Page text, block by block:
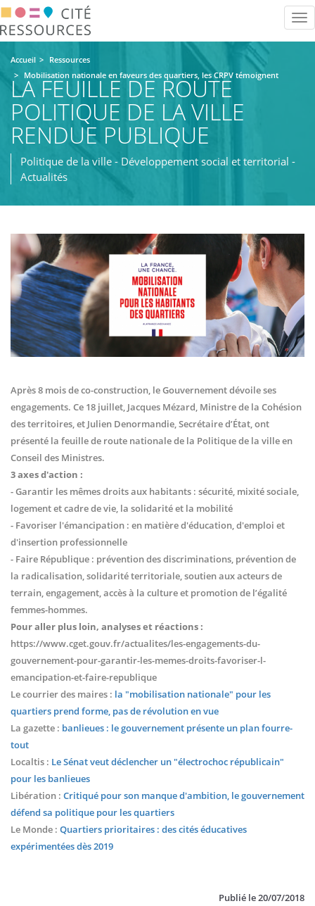
Aller
au
contenu
principal
Accueil
Ressources
Mobilisation nationale en faveurs des quartiers, les CRPV témoignent
LA FEUILLE DE ROUTE
POLITIQUE DE LA VILLE
RENDUE PUBLIQUE
Politique de la ville - Développement social et territorial -
Actualités
Après 8 mois de co-construction, le Gouvernement dévoile ses
engagements. Ce 18 juillet, Jacques Mézard, Ministre de la Cohésion
des territoires, et Julien Denormandie, Secrétaire d’État, ont
présenté la feuille de route nationale de la Politique de la ville en
Conseil des Ministres.
3 axes d'action :
- Garantir les mêmes droits aux habitants : sécurité, mixité sociale,
logement et cadre de vie, la solidarité et la mobilité
- Favoriser l'émancipation : en matière d'éducation, d'emploi et
d'insertion professionnelle
- Faire République : prévention des discriminations, prévention de
la radicalisation, solidarité territoriale, soutien aux acteurs de
terrain, engagement, accès à la culture et promotion de l’égalité
femmes-hommes.
Pour aller plus loin, analyses et réactions :
https://www.cget.gouv.fr/actualites/les-engagements-du-
gouvernement-pour-garantir-les-memes-droits-favoriser-l-
emancipation-et-faire-republique
Le courrier des maires : la "mobilisation nationale" pour les
quartiers prend forme, pas de révolution en vue
La gazette : banlieues : le gouvernement présente un plan fourre-
tout
Localtis : Le Sénat veut déclencher un "électrochoc républicain"
pour les banlieues
Libération : Critiqué pour son manque d'ambition, le gouvernement
défend sa politique pour les quartiers
Le Monde : Quartiers prioritaires : des cités éducatives
expérimentées dès 2019
Publié le20/07/2018